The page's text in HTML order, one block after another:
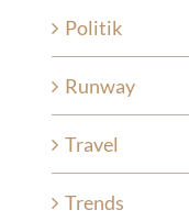
Politik
Runway
Travel
Trends